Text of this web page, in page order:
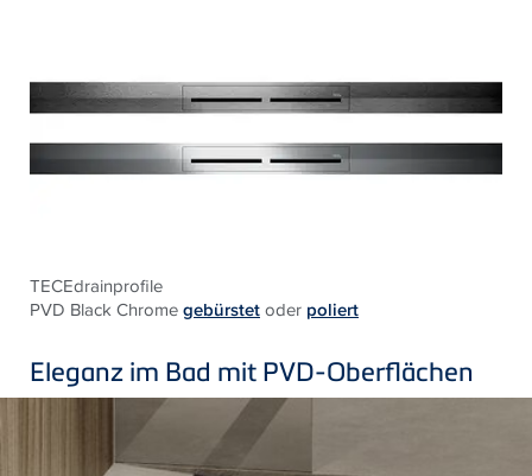
TECEdrainprofile
PVD Black Chromegebürstetoder poliert
Eleganz im Bad mit PVD-Oberflächen